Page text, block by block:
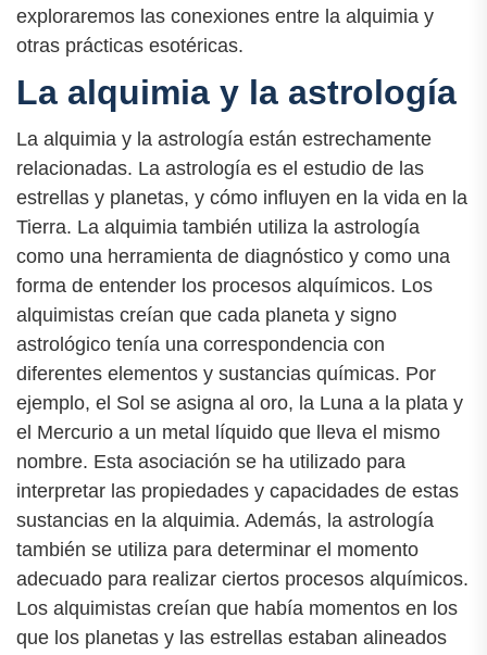
exploraremos las conexiones entre la alquimia y
otras prácticas esotéricas.
La alquimia y la astrología
La alquimia y la astrología están estrechamente
relacionadas. La astrología es el estudio de las
estrellas y planetas, y cómo influyen en la vida en la
Tierra. La alquimia también utiliza la astrología
como una herramienta de diagnóstico y como una
forma de entender los procesos alquímicos. Los
alquimistas creían que cada planeta y signo
astrológico tenía una correspondencia con
diferentes elementos y sustancias químicas. Por
ejemplo, el Sol se asigna al oro, la Luna a la plata y
el Mercurio a un metal líquido que lleva el mismo
nombre. Esta asociación se ha utilizado para
interpretar las propiedades y capacidades de estas
sustancias en la alquimia. Además, la astrología
también se utiliza para determinar el momento
adecuado para realizar ciertos procesos alquímicos.
Los alquimistas creían que había momentos en los
que los planetas y las estrellas estaban alineados